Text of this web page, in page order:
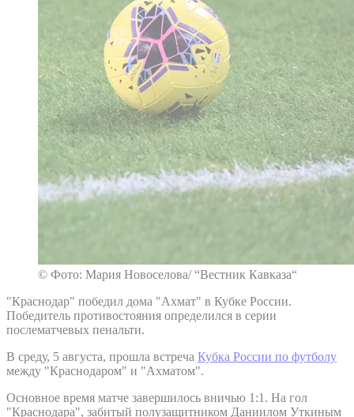
© Фото: Мария Новоселова/ “Вестник Кавказа“
"Краснодар" победил дома "Ахмат" в Кубке России.
Победитель противостояния определился в серии
послематчевых пенальти.
В среду, 5 августа, прошла встреча Кубка России по футболу
между "Краснодаром" и "Ахматом".
Основное время матче завершилось вничью 1:1. На гол
"Краснодара", забитый полузащитником Даниилом Уткиным